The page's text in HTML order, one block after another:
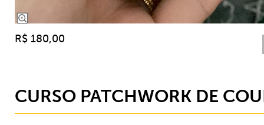
R$ 180,00
CURSO PATCHWORK DE